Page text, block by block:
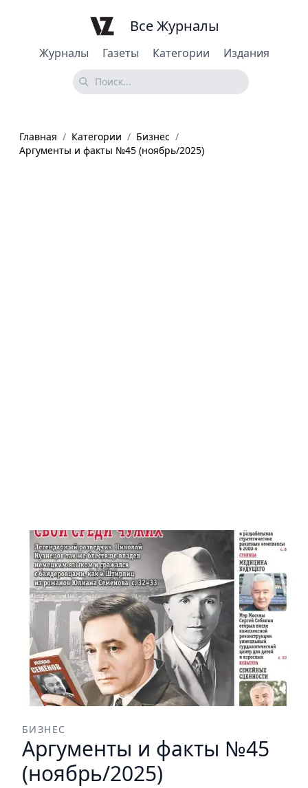
Журналы Газеты Категории Издания
Все Журналы
Главная / Категории / Бизнес /
Аргументы и факты №45 (ноябрь/2025)
БИЗНЕС
Аргументы и факты №45
(ноябрь/2025)